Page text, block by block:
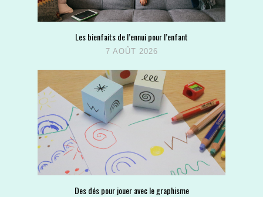
Les bienfaits de l’ennui pour l’enfant
7 AOÛT 2026
Des dés pour jouer avec le graphisme